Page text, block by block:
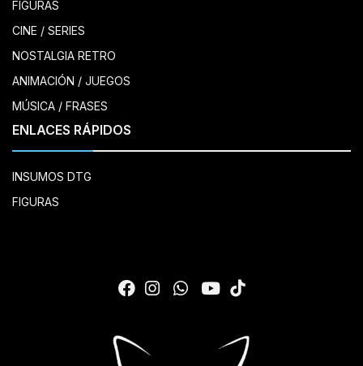
FIGURAS
CINE / SERIES
NOSTALGIA RETRO
ANIMACIÓN / JUEGOS
MÚSICA / FRASES
ENLACES RÁPIDOS
INSUMOS DTG
FIGURAS